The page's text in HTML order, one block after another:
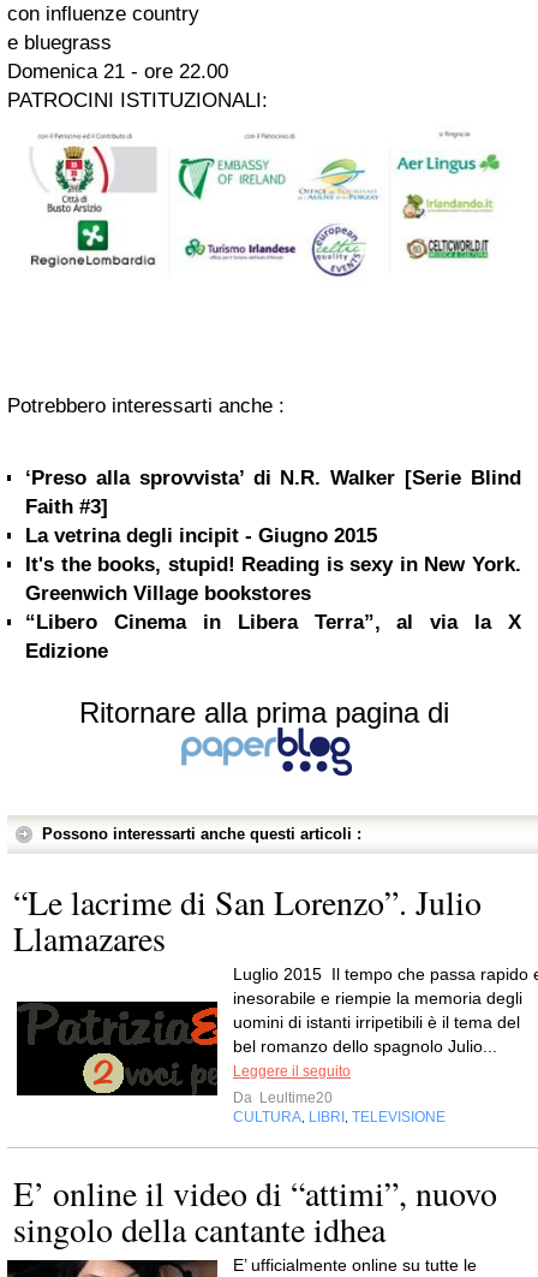
con influenze country
e bluegrass
Domenica 21 - ore 22.00
PATROCINI ISTITUZIONALI:
Potrebbero interessarti anche :
‘Preso alla sprovvista’ di N.R. Walker [Serie Blind
Faith #3]
La vetrina degli incipit - Giugno 2015
It's the books, stupid! Reading is sexy in New York.
Greenwich Village bookstores
“Libero Cinema in Libera Terra”, al via la X
Edizione
Ritornare alla prima pagina di
Possono interessarti anche questi articoli :
“Le lacrime di San Lorenzo”. Julio
Llamazares
Luglio 2015 Il tempo che passa rapido
inesorabile e riempie la memoria degli
uomini di istanti irripetibili è il tema del
bel romanzo dello spagnolo Julio...
Leggere il seguito
Da Leultime20
CULTURA LIBRI TELEVISIONE
E’ online il video di “attimi”, nuovo
singolo della cantante idhea
E’ ufficialmente online su tutte le